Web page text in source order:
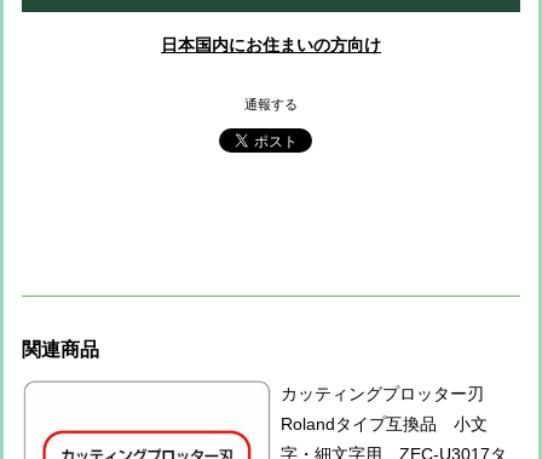
日本国内にお住まいの方向け
通報する
関連商品
カッティングプロッター刃
Rolandタイプ互換品 小文
字・細文字用 ZEC-U3017タ